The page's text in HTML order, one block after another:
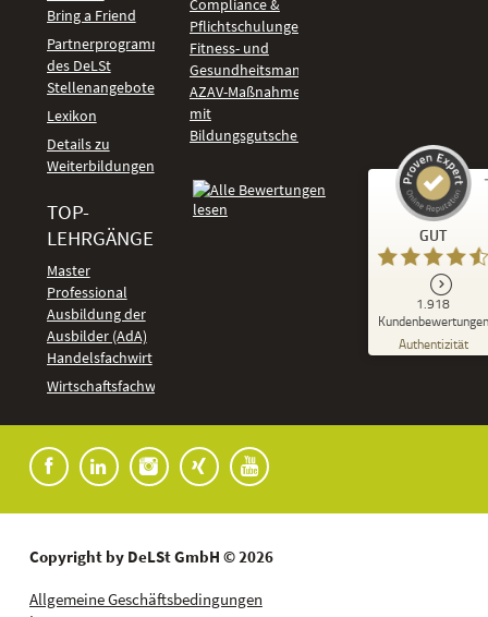
Bring a Friend
Partnerprogramm
des DeLSt
Stellenangebote
Lexikon
Details zu
Weiterbildungen
TOP-
LEHRGÄNGE
Master
Professional
Ausbildung der
Ausbilder (AdA)
Handelsfachwirt
Wirtschaftsfachwirt
Compliance &
Pflichtschulungen
Fitness- und
Gesundheitsmanagement
AZAV-Maßnahmen
mit
Bildungsgutschein
GUT
1.918
Kundenbewertungen
Authentizität
Kundenbewertungen und Erfahrungen zu
DeLSt - Deutsches eLearning Studieninstitut
92
%
Empfehlungen auf
ProvenExpert.com
anderen Quellen
Copyright by DeLSt GmbH © 2026
Allgemeine Geschäftsbedingungen